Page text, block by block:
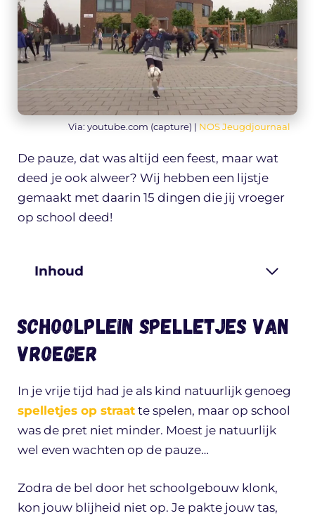
Via: youtube.com (capture) | NOS Jeugdjournaal
De pauze, dat was altijd een feest, maar wat
deed je ook alweer? Wij hebben een lijstje
gemaakt met daarin 15 dingen die jij vroeger
op school deed!
Inhoud
Schoolplein spelletjes van
vroeger
In je vrije tijd had je als kind natuurlijk genoeg
spelletjes op straat te spelen, maar op school
was de pret niet minder. Moest je natuurlijk
wel even wachten op de pauze…
Zodra de bel door het schoolgebouw klonk,
kon jouw blijheid niet op. Je pakte jouw tas,